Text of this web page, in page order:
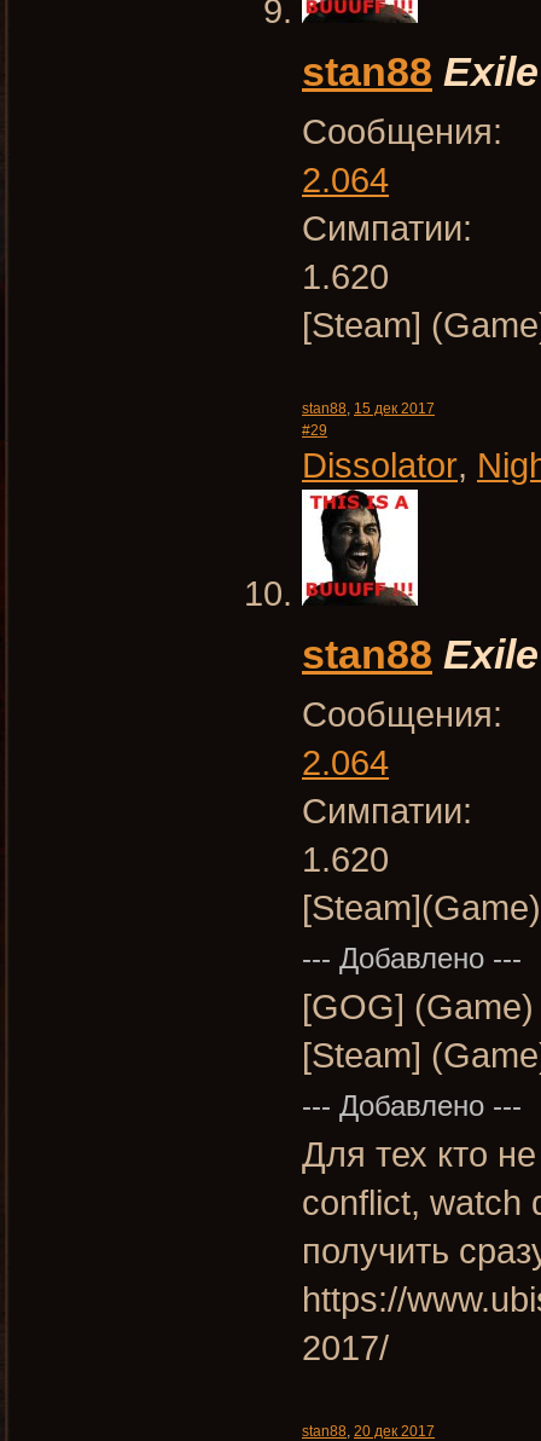
stan88 Exile
Сообщения:
2.064
Симпатии:
1.620
[Steam]
stan88, 15 дек 2017
#29
Dissolator,
stan88 Exile
Сообщения:
2.064
Симпатии:
1.620
--- Добавлено ---
[GOG]
[Steam]
--- Добавлено ---
Для тех кто
conflict, watch
получить
https://
2017/
stan88, 20 дек 2017